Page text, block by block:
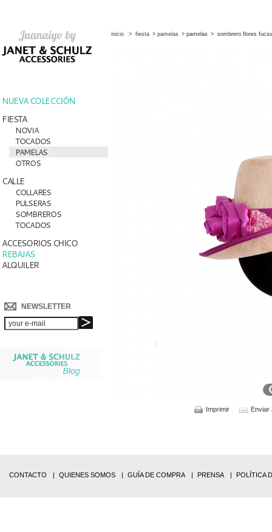
NUEVA COLECCIÓN
FIESTA
NOVIA
TOCADOS
PAMELAS
OTROS
CALLE
COLLARES
PULSERAS
SOMBREROS
TOCADOS
ACCESORIOS CHICO
REBAJAS
ALQUILER
NEWSLETTER
inicio > fiesta > pamelas > pamelas > sombrero flores
Enviar
Imprimir
CONTACTO QUIENES SOMOS GUÍA DE COMPRA PRENSA POLÍTICA